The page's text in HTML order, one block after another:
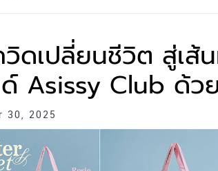
วิดเปลี่ยนชีวิต สู่เส้
Asissy Club ด้ว
30, 2025